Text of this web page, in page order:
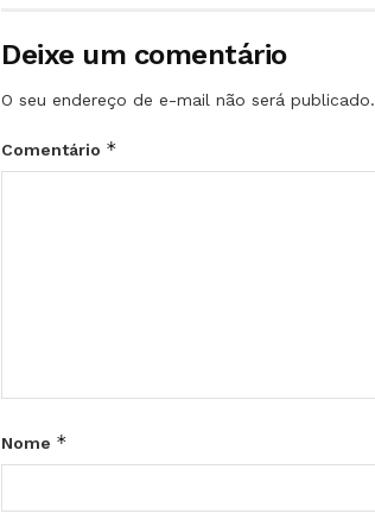
Deixe um comentário
O seu endereço de e-mail não será publicado.
Comentário *
Nome *